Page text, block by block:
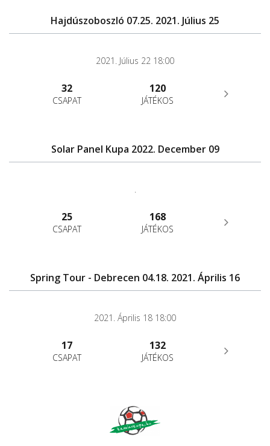
Hajdúszoboszló 07.25. 2021. Július 25
2021. Július 22 18:00
32
CSAPAT
120
JÁTÉKOS
Solar Panel Kupa 2022. December 09
.
25
CSAPAT
168
JÁTÉKOS
Spring Tour - Debrecen 04.18. 2021. Április 16
2021. Április 18 18:00
17
CSAPAT
132
JÁTÉKOS